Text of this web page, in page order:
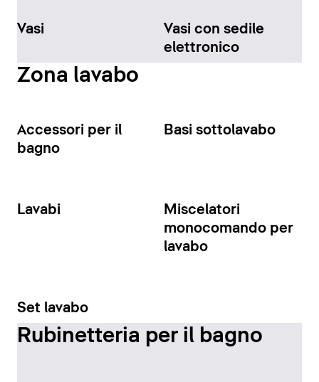
Vasi
Vasi con sedile
elettronico
Zona lavabo
Accessori per il
bagno
Basi sottolavabo
Lavabi
Miscelatori
monocomando per
lavabo
Set lavabo
Rubinetteria per il bagno